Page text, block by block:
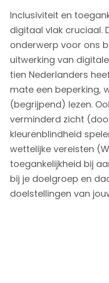
Inclusiviteit en
digitaal vlak cruciaal.
onderwerp voor ons
uitwerking van
tien Nederlanders
mate een beperking,
(begrijpend) lezen.
verminderd zicht
kleurenblindheid
wettelijke vereisten
toegankelijkheid bij
bij je doelgroep en
doelstellingen van